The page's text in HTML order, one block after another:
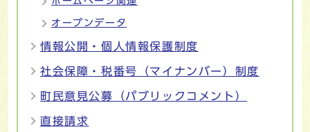
オープンデータ
情報公開・個人情報保護制度
社会保障・税番号（マイナンバー）制度
町民意見公募（パブリックコメント）
直接請求